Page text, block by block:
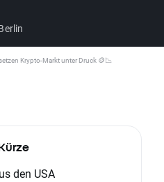
Krypto-Markt unter Druck 🪙📉
den USA